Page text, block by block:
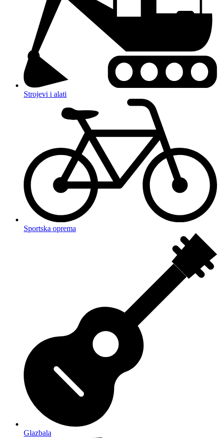
Strojevi i alati
Sportska oprema
Glazbala